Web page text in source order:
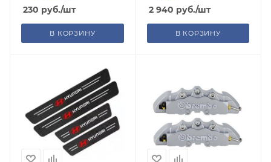
230 руб./шт
В КОРЗИНУ
2 940 руб./шт
В КОРЗИНУ